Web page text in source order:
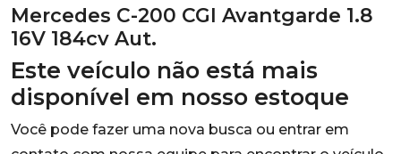
Mercedes C-200 CGI Avantgarde 1.8
16V 184cv Aut.
Este veículo não está mais
disponível em nosso estoque
Você pode fazer uma nova busca ou entrar em